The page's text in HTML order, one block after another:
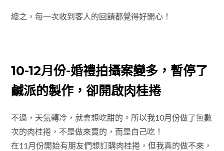
總之，每一次收到客人的回饋都覺得好開心！
10-12月份-婚禮拍攝案變多，暫停了
鹹派的製作，卻開啟肉桂捲
不過，天氣轉冷，就會想吃甜的。所以我10月份做了無數
次的肉桂捲，不是做來賣的，而是自己吃！
在11月份開始有朋友們想訂購肉桂捲，但我真的做不來，